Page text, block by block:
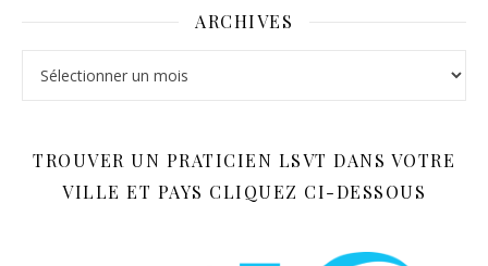
ARCHIVES
TROUVER UN PRATICIEN LSVT DANS VOTRE
VILLE ET PAYS CLIQUEZ CI-DESSOUS